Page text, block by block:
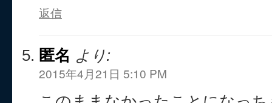
返信
匿名 より:
2015年4月21日 5:10 PM